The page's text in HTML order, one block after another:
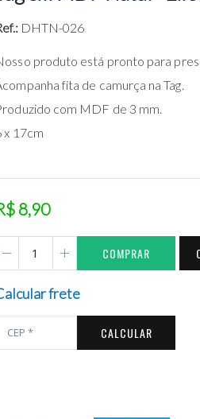
DHTN-026
produto está pronto para
fita de camurça na Tag.
com MDF de 3 mm.
x 17cm
8,90
COMPRAR
frete
CALCULAR